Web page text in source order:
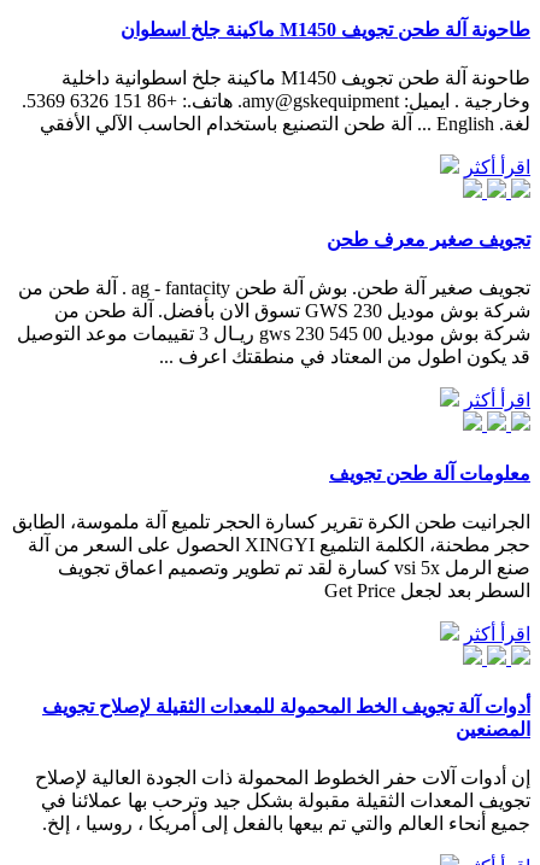
طاحونة آلة طحن تجويف M1450 ماكينة جلخ اسطوان
طاحونة آلة طحن تجويف M1450 ماكينة جلخ اسطوانية داخلية
وخارجية . ايميل: amy@gskequipment. هاتف.: +86 151 6326 5369.
لغة. English ... آلة طحن التصنيع باستخدام الحاسب الآلي الأفقي
اقرأ أكثر
تجويف صغير معرف طحن
تجويف صغير آلة طحن. بوش آلة طحن ag - fantacity . آلة طحن من
شركة بوش موديل GWS 230 تسوق الان بأفضل. آلة طحن من
شركة بوش موديل gws 230 545 00 ريـال 3 تقييمات موعد التوصيل
قد يكون اطول من المعتاد في منطقتك اعرف ...
اقرأ أكثر
معلومات آلة طحن تجويف
الجرانيت طحن الكرة تقرير كسارة الحجر تلميع آلة ملموسة، الطابق
حجر مطحنة، الكلمة التلميع XINGYI الحصول على السعر من آلة
صنع الرمل vsi 5x كسارة لقد تم تطوير وتصميم اعماق تجويف
السطر بعد لجعل Get Price
اقرأ أكثر
أدوات آلة تجويف الخط المحمولة للمعدات الثقيلة لإصلاح تجويف
المصنعين
إن أدوات آلات حفر الخطوط المحمولة ذات الجودة العالية لإصلاح
تجويف المعدات الثقيلة مقبولة بشكل جيد وترحب بها عملائنا في
جميع أنحاء العالم والتي تم بيعها بالفعل إلى أمريكا ، روسيا ، إلخ.